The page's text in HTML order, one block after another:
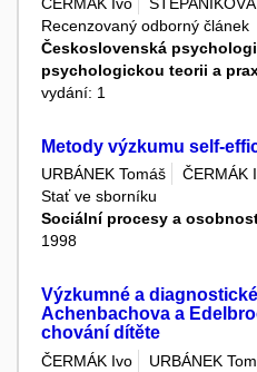
Recenzovaný odborný článek
Československá
psychologickou teorii a
vydání: 1
Metody výzkumu self-
URBÁNEK Tomáš
ČERMÁK
Stať ve sborníku
Sociální procesy a
1998
Výzkumné a
Achenbachova a
chování dítěte
ČERMÁK Ivo
URBÁNEK